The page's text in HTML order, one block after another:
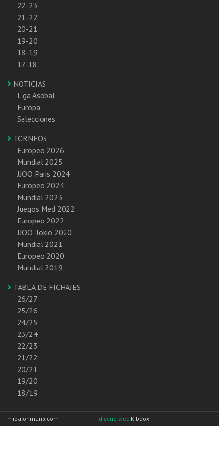
22-23
21-22
20-21
19-20
18-19
17-18
NOTICIAS
Liga Asobal
Europa
Selecciones
TORNEOS
Europeo 2026
Mundial 2025
JJOO Paris 2024
Europeo 2024
Mundial 2023
Juegos Med 2022
Europeo 2022
JJOO Tokio 2020
Mundial 2021
Europeo 2020
Mundial 2019
TABLA DE FICHAJES
26/27
25/26
24/25
23/24
22/23
21/22
20/21
19/20
18/19
mibalonmano.com diseño web Kibbox